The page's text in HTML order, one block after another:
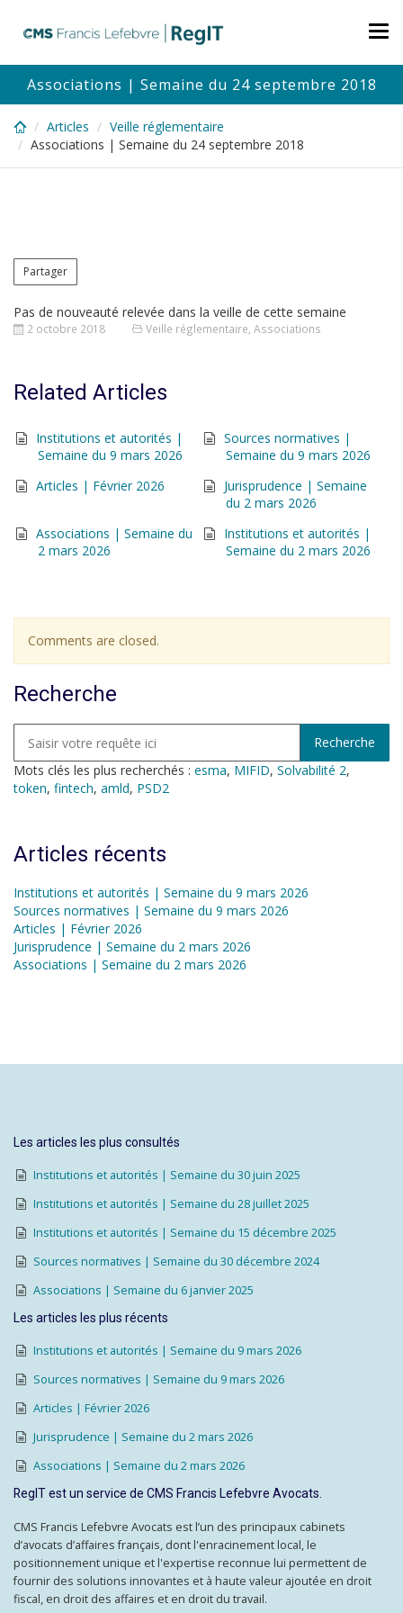
content
Associations | Semaine du 24 septembre 2018
Articles
Veille réglementaire
Associations | Semaine du 24 septembre 2018
Partager
Pas de nouveauté relevée dans la veille de cette semaine
2 octobre 2018 Veille réglementaire Associations
Related Articles
Institutions et autorités |
Semaine du 9 mars 2026
Sources normatives |
Semaine du 9 mars 2026
Articles | Février 2026
Jurisprudence | Semaine
du 2 mars 2026
Associations | Semaine du
2 mars 2026
Institutions et autorités |
Semaine du 2 mars 2026
Comments are closed.
Recherche
Mots clés les plus recherchés : esma, MIFID, Solvabilité 2,
token, fintech, amld, PSD2
Articles récents
Institutions et autorités | Semaine du 9 mars 2026
Sources normatives | Semaine du 9 mars 2026
Articles | Février 2026
Jurisprudence | Semaine du 2 mars 2026
Associations | Semaine du 2 mars 2026
Les articles les plus consultés
Institutions et autorités | Semaine du 30 juin 2025
Institutions et autorités | Semaine du 28 juillet 2025
Institutions et autorités | Semaine du 15 décembre 2025
Sources normatives | Semaine du 30 décembre 2024
Associations | Semaine du 6 janvier 2025
Les articles les plus récents
Institutions et autorités | Semaine du 9 mars 2026
Sources normatives | Semaine du 9 mars 2026
Articles | Février 2026
Jurisprudence | Semaine du 2 mars 2026
Associations | Semaine du 2 mars 2026
RegIT est un service de CMS Francis Lefebvre Avocats.
CMS Francis Lefebvre Avocats est l’un des principaux cabinets
d’avocats d’affaires français, dont l'enracinement local, le
positionnement unique et l'expertise reconnue lui permettent de
fournir des solutions innovantes et à haute valeur ajoutée en droit
fiscal, en droit des affaires et en droit du travail.